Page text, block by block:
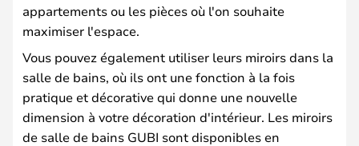
appartements ou les pièces où l'on souhaite
maximiser l'espace.
Vous pouvez également utiliser leurs miroirs dans la
salle de bains, où ils ont une fonction à la fois
pratique et décorative qui donne une nouvelle
dimension à votre décoration d'intérieur. Les miroirs
de salle de bains GUBI sont disponibles en